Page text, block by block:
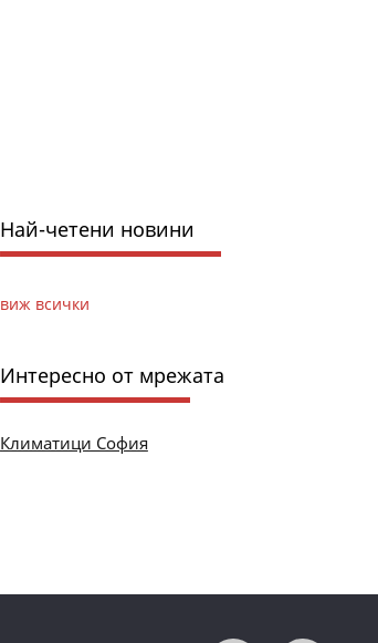
Най-четени новини
виж всички
Интересно от мрежата
Климатици София